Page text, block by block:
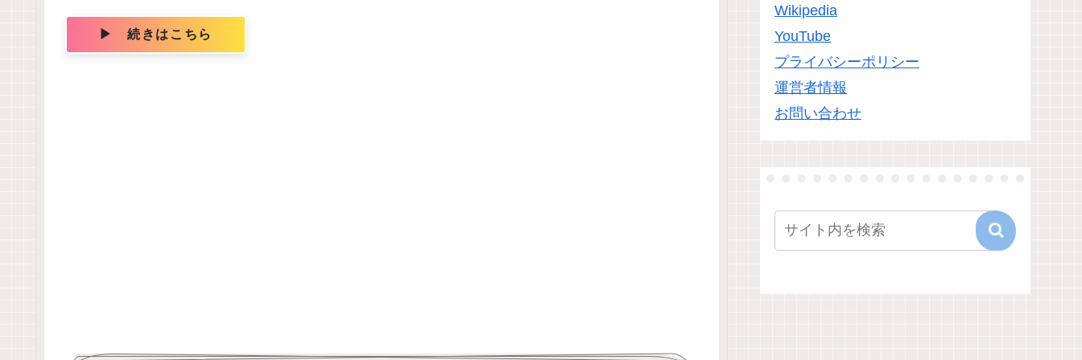
▶ 続きはこちら
Wikipedia
YouTube
プライバシーポリシー
運営者情報
お問い合わせ